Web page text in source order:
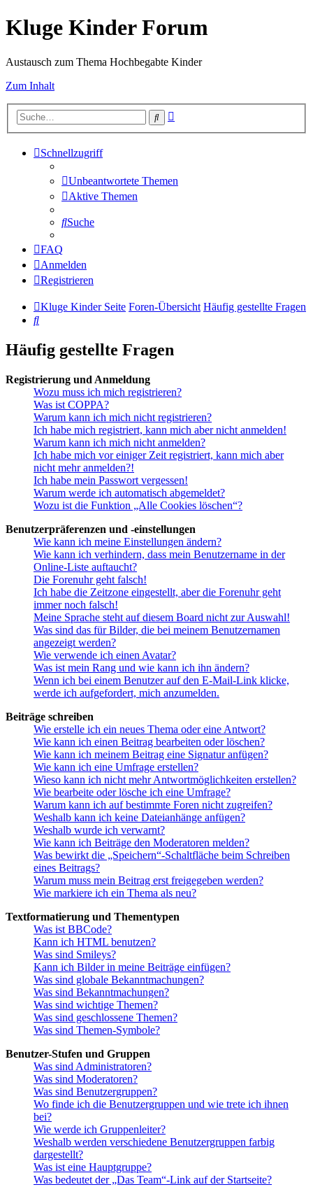
Kluge Kinder Forum
Austausch zum Thema Hochbegabte Kinder
Zum Inhalt
Suche
Schnellzugriff
Unbeantwortete Themen
Aktive Themen
Suche
FAQ
Anmelden
Registrieren
Kluge Kinder Seite Foren-Übersicht Häufig gestellte Fragen
Suche
Häufig gestellte Fragen
Registrierung und Anmeldung
Wozu muss ich mich registrieren?
Was ist COPPA?
Warum kann ich mich nicht registrieren?
Ich habe mich registriert, kann mich aber nicht anmelden!
Warum kann ich mich nicht anmelden?
Ich habe mich vor einiger Zeit registriert, kann mich aber
nicht mehr anmelden?!
Ich habe mein Passwort vergessen!
Warum werde ich automatisch abgemeldet?
Wozu ist die Funktion „Alle Cookies löschen“?
Benutzerpräferenzen und -einstellungen
Wie kann ich meine Einstellungen ändern?
Wie kann ich verhindern, dass mein Benutzername in der
Online-Liste auftaucht?
Die Forenuhr geht falsch!
Ich habe die Zeitzone eingestellt, aber die Forenuhr geht
immer noch falsch!
Meine Sprache steht auf diesem Board nicht zur Auswahl!
Was sind das für Bilder, die bei meinem Benutzernamen
angezeigt werden?
Wie verwende ich einen Avatar?
Was ist mein Rang und wie kann ich ihn ändern?
Wenn ich bei einem Benutzer auf den E-Mail-Link klicke,
werde ich aufgefordert, mich anzumelden.
Beiträge schreiben
Wie erstelle ich ein neues Thema oder eine Antwort?
Wie kann ich einen Beitrag bearbeiten oder löschen?
Wie kann ich meinem Beitrag eine Signatur anfügen?
Wie kann ich eine Umfrage erstellen?
Wieso kann ich nicht mehr Antwortmöglichkeiten erstellen?
Wie bearbeite oder lösche ich eine Umfrage?
Warum kann ich auf bestimmte Foren nicht zugreifen?
Weshalb kann ich keine Dateianhänge anfügen?
Weshalb wurde ich verwarnt?
Wie kann ich Beiträge den Moderatoren melden?
Was bewirkt die „Speichern“-Schaltfläche beim Schreiben
eines Beitrags?
Warum muss mein Beitrag erst freigegeben werden?
Wie markiere ich ein Thema als neu?
Textformatierung und Thementypen
Was ist BBCode?
Kann ich HTML benutzen?
Was sind Smileys?
Kann ich Bilder in meine Beiträge einfügen?
Was sind globale Bekanntmachungen?
Was sind Bekanntmachungen?
Was sind wichtige Themen?
Was sind geschlossene Themen?
Was sind Themen-Symbole?
Benutzer-Stufen und Gruppen
Was sind Administratoren?
Was sind Moderatoren?
Was sind Benutzergruppen?
Wo finde ich die Benutzergruppen und wie trete ich ihnen
bei?
Wie werde ich Gruppenleiter?
Weshalb werden verschiedene Benutzergruppen farbig
dargestellt?
Was ist eine Hauptgruppe?
Was bedeutet der „Das Team“-Link auf der Startseite?